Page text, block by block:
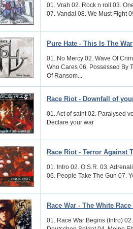
01. Vrah 02. Rock n roll 03.
07. Vandal 08. We Must Fight
Pure Hate - This Is The War
01. No Mercy 02. Wave Of
Who Cares 06. Possessed By
Of Ransom...
Race Riot - Downfall of
01. Act of saint 02. Paralysed
Declare your war
Race Riot - Terror Against
01. Intro 02. O.S.R. 03.
06. People Take The Gun 07.
Race War - The White
01. Race War Begins (Intro)